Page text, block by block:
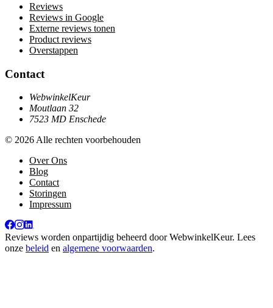
Reviews
Reviews in Google
Externe reviews tonen
Product reviews
Overstappen
Contact
WebwinkelKeur
Moutlaan 32
7523 MD Enschede
© 2026 Alle rechten voorbehouden
Over Ons
Blog
Contact
Storingen
Impressum
Reviews worden onpartijdig beheerd doorWebwinkelKeur. Lees
onze beleid en algemene voorwaarden.